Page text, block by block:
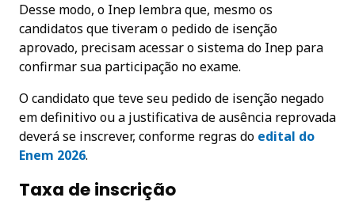
Desse modo, o Inep lembra que, mesmo os
candidatos que tiveram o pedido de isenção
aprovado, precisam acessar o sistema do Inep para
confirmar sua participação no exame.
O candidato que teve seu pedido de isenção negado
em definitivo ou a justificativa de ausência reprovada
deverá se inscrever, conforme regras do edital do
Enem 2026.
Taxa de inscrição